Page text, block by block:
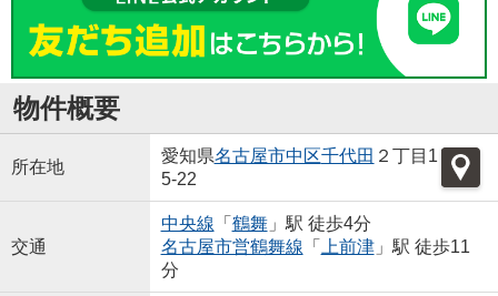
物件概要
所在地
愛知県名古屋市中区千代田 ２丁目1
5-22
交通
中央線 「 鶴舞」駅 徒歩4分
名古屋市営鶴舞線 「 上前津」駅 徒歩11
分